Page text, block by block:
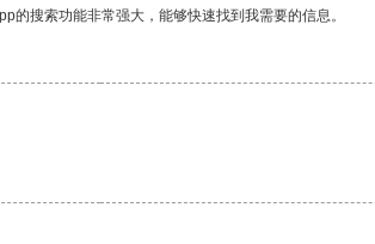
搜索功能非常强大，能够快速找到我需要的信息。